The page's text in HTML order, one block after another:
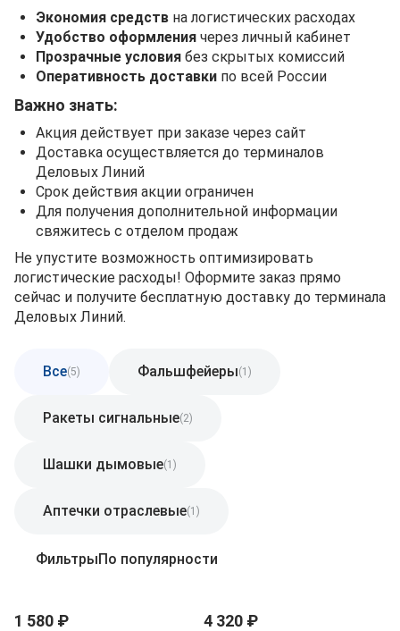
Экономия средств на логистических расходах
Удобство оформления через личный кабинет
Прозрачные условия без скрытых комиссий
Оперативность доставки по всей России
Важно знать:
Акция действует при заказе через сайт
Доставка осуществляется до терминалов
Деловых Линий
Срок действия акции ограничен
Для получения дополнительной информации
свяжитесь с отделом продаж
Не упустите возможность оптимизировать
логистические расходы! Оформите заказ прямо
сейчас и получите бесплатную доставку до терминала
Деловых Линий.
Все(5) Фальшфейеры(1)
Ракеты сигнальные(2)
Шашки дымовые(1)
Аптечки отраслевые(1)
ФильтрыПо популярности
1 580 ₽ 4 320 ₽